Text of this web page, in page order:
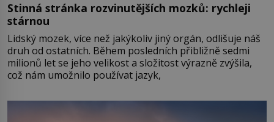
Stinná stránka rozvinutějších mozků: rychleji
stárnou
Lidský mozek, více než jakýkoliv jiný orgán, odlišuje náš
druh od ostatních. Během posledních přibližně sedmi
milionů let se jeho velikost a složitost výrazně zvýšila,
což nám umožnilo používat jazyk,